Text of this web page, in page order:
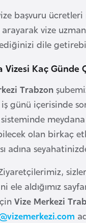
başvuru
vize
dile
Vizesi Kaç Günde
Trabzon
günü içerisinde
olan birkaç
adına
ele aldığımız
Vize Merkezi